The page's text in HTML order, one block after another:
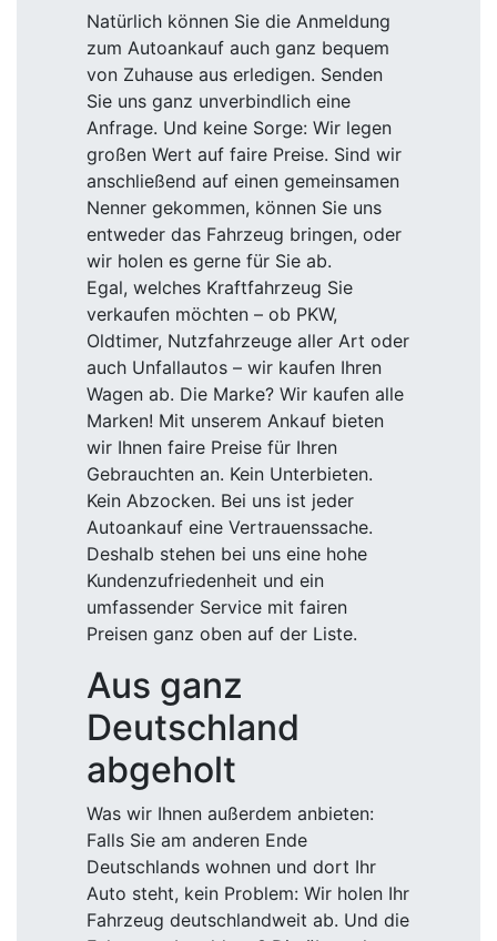
Natürlich können Sie die Anmeldung
zum Autoankauf auch ganz bequem
von Zuhause aus erledigen. Senden
Sie uns ganz unverbindlich eine
Anfrage. Und keine Sorge: Wir legen
großen Wert auf faire Preise. Sind wir
anschließend auf einen gemeinsamen
Nenner gekommen, können Sie uns
entweder das Fahrzeug bringen, oder
wir holen es gerne für Sie ab.
Egal, welches Kraftfahrzeug Sie
verkaufen möchten – ob PKW,
Oldtimer, Nutzfahrzeuge aller Art oder
auch Unfallautos – wir kaufen Ihren
Wagen ab. Die Marke? Wir kaufen alle
Marken! Mit unserem Ankauf bieten
wir Ihnen faire Preise für Ihren
Gebrauchten an. Kein Unterbieten.
Kein Abzocken. Bei uns ist jeder
Autoankauf eine Vertrauenssache.
Deshalb stehen bei uns eine hohe
Kundenzufriedenheit und ein
umfassender Service mit fairen
Preisen ganz oben auf der Liste.
Aus ganz
Deutschland
abgeholt
Was wir Ihnen außerdem anbieten:
Falls Sie am anderen Ende
Deutschlands wohnen und dort Ihr
Auto steht, kein Problem: Wir holen Ihr
Fahrzeug deutschlandweit ab. Und die